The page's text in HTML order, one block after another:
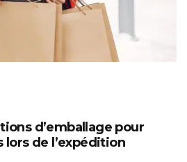
d’emballage pour
lors de l’expédition